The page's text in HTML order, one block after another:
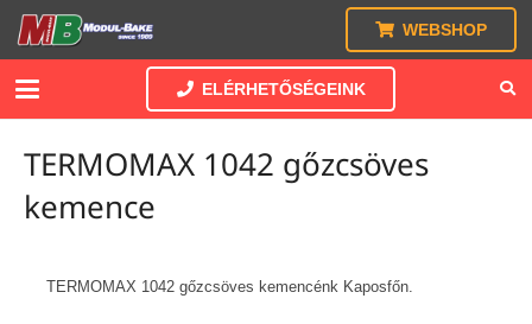
WEBSHOP
ELÉRHETŐSÉGEINK
TERMOMAX 1042 gőzcsöves
kemence
TERMOMAX 1042 gőzcsöves kemencénk Kaposfőn.